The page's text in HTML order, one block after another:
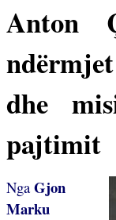
Anton
dhe
pajtimit
Nga Gjon
Marku